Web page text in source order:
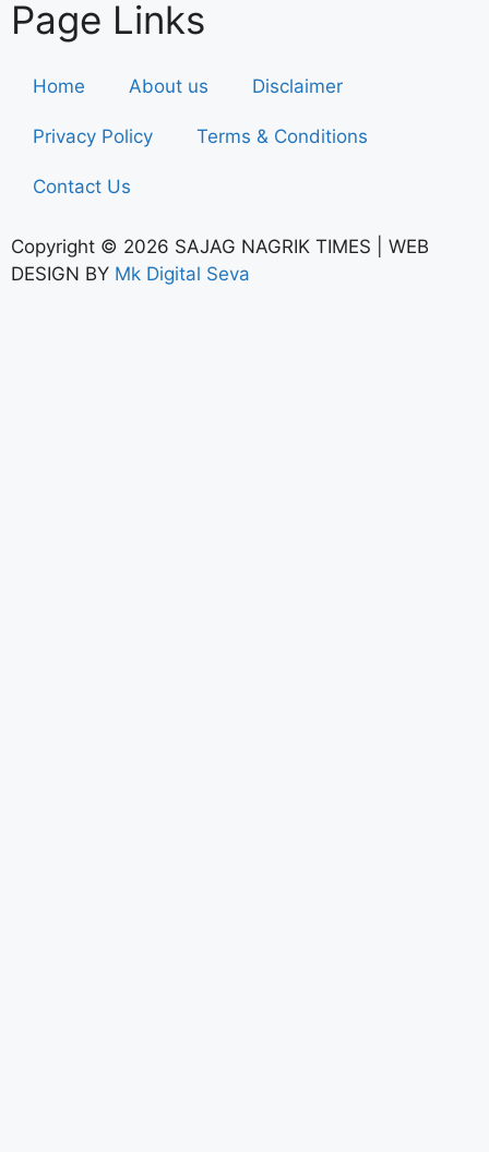
Page Links
Home About us Disclaimer
Privacy Policy Terms & Conditions
Contact Us
Copyright © 2026 SAJAG NAGRIK TIMES | WEB
DESIGN BY Mk Digital Seva